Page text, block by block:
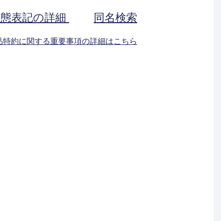
表記の詳細 同名検索
約に関する重要事項の詳細はこちら